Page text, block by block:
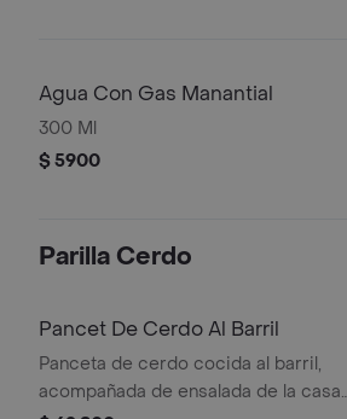
Agua Con Gas Manantial
300 Ml
$ 5900
Parilla Cerdo
Pancet De Cerdo Al Barril
Panceta de cerdo cocida al barril,
acompañada de ensalada de la casa